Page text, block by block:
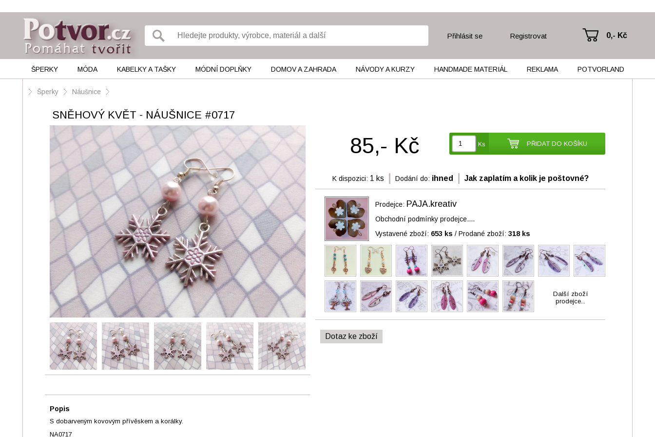
Přihlásit se Registrovat 0,- Kč
ŠPERKY MÓDA KABELKY A TAŠKY MÓDNÍ DOPLŇKY DOMOV A ZAHRADA NÁVODY A KURZY HANDMADE MATERIÁL REKLAMA POTVORLAND
Šperky Náušnice
SNĚHOVÝ KVĚT - NÁUŠNICE #0717
85,- Kč Ks PŘIDAT DO KOŠÍKU
K dispozici: 1 ks Dodání do: ihned Jak zaplatím a kolik je poštovné?
Prodejce: PAJA.kreativ
Obchodní podmínky prodejce....
Vystavené zboží: 653 ks / Prodané zboží: 318 ks
Další zboží
prodejce...
Dotaz ke zboží
Popis
S dobarveným kovovým přívěskem a korálky.
NA0717